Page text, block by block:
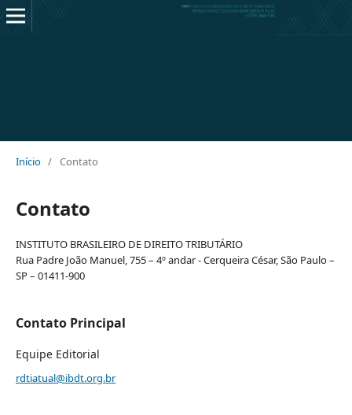
Início / Contato
Contato
INSTITUTO BRASILEIRO DE DIREITO TRIBUTÁRIO
Rua Padre João Manuel, 755 – 4º andar - Cerqueira César, São Paulo –
SP – 01411-900
Contato Principal
Equipe Editorial
rdtiatual@ibdt.org.br